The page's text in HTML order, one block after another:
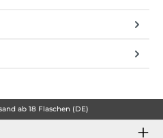
ab 18 Flaschen (DE)